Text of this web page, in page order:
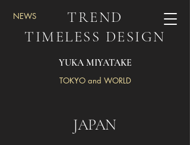
TREND
TIMELESS DESIGN
​NEWS
YUKA MIYATAKE
TOKYO and WORLD
​JAPAN